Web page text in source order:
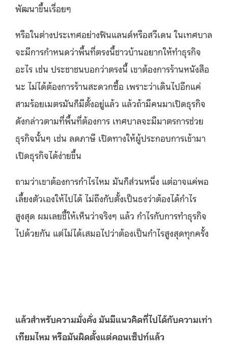
พัฒนาขึ้นเรื่อยๆ
หรือในต่างประเทศอย่างฟินแลนด์หรือสวีเดน ในเทศบาล
จะมีการกำหนดว่าพื้นที่ตรงนี้ชาวบ้านอยากให้ทําธุรกิจ
อะไร เช่น ประชาชนบอกว่าตรงนี้ เขาต้องการร้านหนังสือ
นะ ไม่ได้ต้องการร้านสะดวกซื้อ เพราะว่าเดินไปอีกแค่
สามร้อยเมตรมันก็มีตั้งอยู่แล้ว แล้วถ้ามีคนมาเปิดธุรกิจ
ดังกล่าวตามที่พื้นที่ต้องการ เทศบาลจะมีมาตรการช่วย
ธุรกิจนั้นๆ เช่น ลดภาษี เปิดทางให้ผู้ประกอบการเข้ามา
เปิดธุรกิจได้ง่ายขึ้น
ถามว่าเขาต้องการกําไรไหม มันก็ส่วนหนึ่ง แต่อาจแค่พอ
เลี้ยงตัวเองให้ไปได้ ไม่ถึงกับตั้งเป็นธงว่าต้องได้กําไร
สูงสุด ผมเลยชี้ให้เห็นว่าจริงๆ แล้ว กําไรกับการทําธุรกิจ
ไปด้วยกัน แต่ไม่ได้เสมอไปว่าต้องเป็นกําไรสูงสุดทุกครั้ง
แล้วสำหรับความมั่งคั่ง มันมีแนวคิดที่ไปได้กับความเท่า
เทียมไหม หรือมันผิดตั้งแต่คอนเซ็ปท์แล้ว